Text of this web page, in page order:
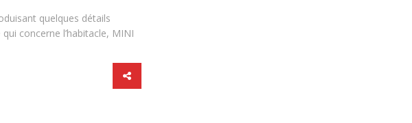
quelques détails
concerne l’habitacle, MINI